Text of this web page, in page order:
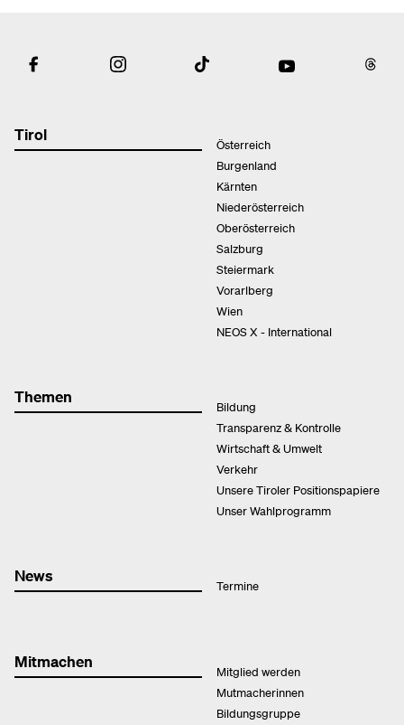
Tirol
Österreich
Burgenland
Kärnten
Niederösterreich
Oberösterreich
Salzburg
Steiermark
Vorarlberg
Wien
NEOS X - International
Themen
Bildung
Transparenz & Kontrolle
Wirtschaft & Umwelt
Verkehr
Unsere Tiroler Positionspapiere
Unser Wahlprogramm
News
Termine
Mitmachen
Mitglied werden
Mutmacherinnen
Bildungsgruppe